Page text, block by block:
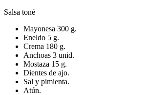
Salsa toné
Mayonesa 300 g.
Eneldo 5 g.
Crema 180 g.
Anchoas 3 unid.
Mostaza 15 g.
Dientes de ajo.
Sal y pimienta.
Atún.